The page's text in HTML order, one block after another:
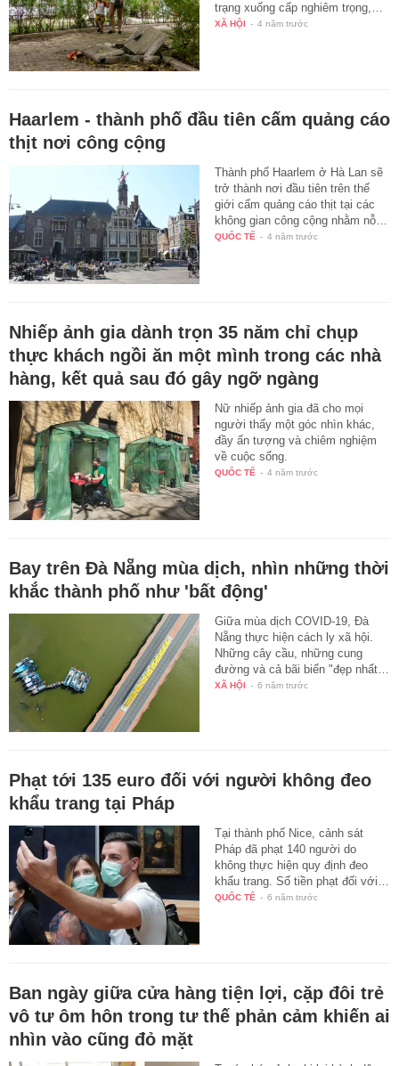
trạng xuống cấp nghiêm trọng,…
XÃ HỘI - 4 năm trước
Haarlem - thành phố đầu tiên cấm quảng cáo
thịt nơi công cộng
Thành phố Haarlem ở Hà Lan sẽ
trở thành nơi đầu tiên trên thế
giới cấm quảng cáo thịt tại các
không gian công cộng nhằm nỗ…
QUỐC TẾ - 4 năm trước
Nhiếp ảnh gia dành trọn 35 năm chỉ chụp
thực khách ngồi ăn một mình trong các nhà
hàng, kết quả sau đó gây ngỡ ngàng
Nữ nhiếp ảnh gia đã cho mọi
người thấy một góc nhìn khác,
đầy ấn tượng và chiêm nghiệm
về cuộc sống.
QUỐC TẾ - 4 năm trước
Bay trên Đà Nẵng mùa dịch, nhìn những thời
khắc thành phố như 'bất động'
Giữa mùa dịch COVID-19, Đà
Nẵng thực hiện cách ly xã hội.
Những cây cầu, những cung
đường và cả bãi biển "đẹp nhất…
XÃ HỘI - 6 năm trước
Phạt tới 135 euro đối với người không đeo
khẩu trang tại Pháp
Tại thành phố Nice, cảnh sát
Pháp đã phạt 140 người do
không thực hiện quy định đeo
khẩu trang. Số tiền phạt đối với…
QUỐC TẾ - 6 năm trước
Ban ngày giữa cửa hàng tiện lợi, cặp đôi trẻ
vô tư ôm hôn trong tư thế phản cảm khiến ai
nhìn vào cũng đỏ mặt